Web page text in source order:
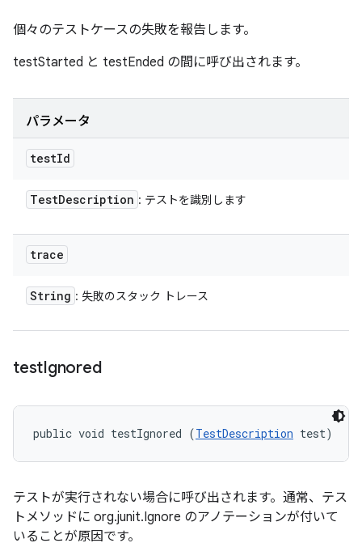
個々のテストケースの失敗を報告します。
testStarted と testEnded の間に呼び出されます。
パラメータ
testId
TestDescription : テストを識別します
trace
String : 失敗のスタック トレース
testIgnored
public void testIgnored (TestDescription test)
テストが実行されない場合に呼び出されます。通常、テス
トメソッドに org.junit.Ignore のアノテーションが付いて
いることが原因です。